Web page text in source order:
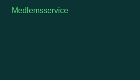
Medlemsservice